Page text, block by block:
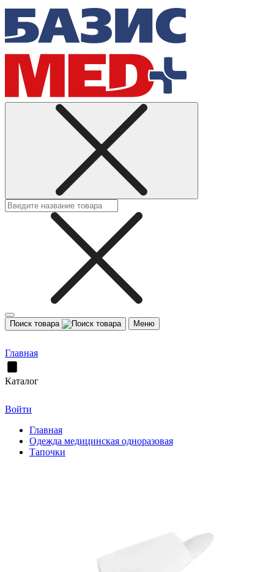
Поиск товара Меню
Главная
Каталог
Войти
Главная
Одежда медицинская одноразовая
Тапочки